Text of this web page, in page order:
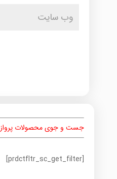
جست و جوی محصولات پرواز
[prdctfltr_sc_get_filter]